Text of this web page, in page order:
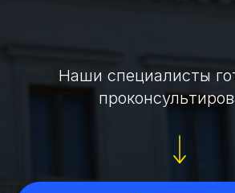
Наши специалисты